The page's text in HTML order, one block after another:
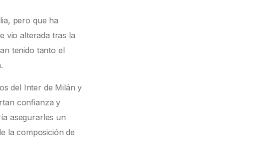
pero que ha
vio alterada tras la
tenido tanto el
del Inter de Milán y
confianza y
asegurarles un
la composición de